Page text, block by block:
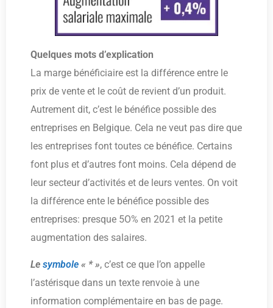
Quelques mots d’explication
La marge bénéficiaire est la différence entre le
prix de vente et le coût de revient d’un produit.
Autrement dit, c’est le bénéfice possible des
entreprises en Belgique. Cela ne veut pas dire que
les entreprises font toutes ce bénéfice. Certains
font plus et d’autres font moins. Cela dépend de
leur secteur d’activités et de leurs ventes. On voit
la différence ente le bénéfice possible des
entreprises: presque 5O% en 2021 et la petite
augmentation des salaires.
Le symbole « * », c’est ce que l’on appelle
l’astérisque dans un texte renvoie à une
information complémentaire en bas de page.